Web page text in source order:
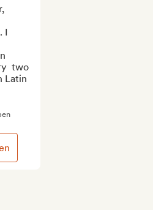
I
two
Latin